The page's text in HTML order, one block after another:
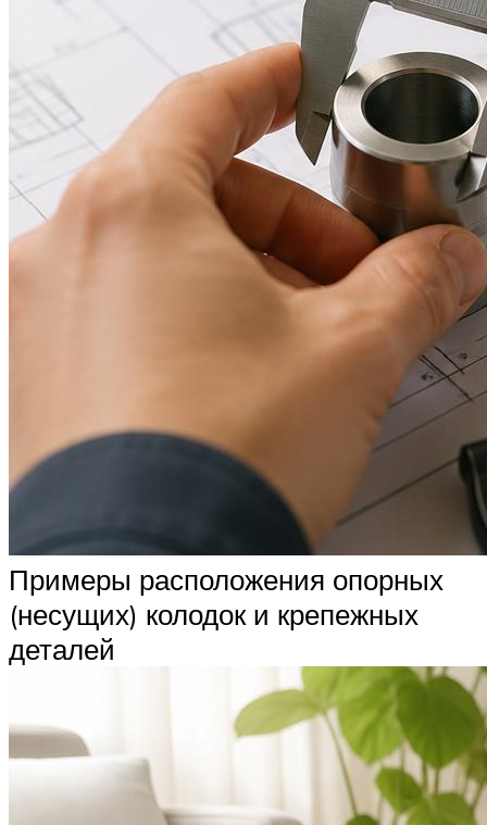
Примеры расположения опорных
(несущих) колодок и крепежных
деталей